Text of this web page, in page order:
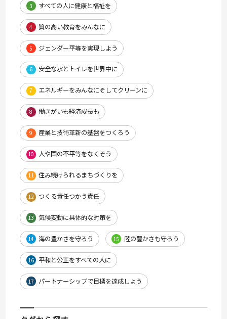
3 すべての人に健康と福祉を
4 質の高い教育をみんなに
5 ジェンダー平等を実現しよう
6 安全な水とトイレを世界中に
7 エネルギーをみんなにそしてクリーンに
8 働きがいも経済成長も
9 産業と技術革新の基盤をつくろう
10 人や国の不平等をなくそう
11 住み続けられるまちづくりを
12 つくる責任つかう責任
13 気候変動に具体的な対策を
14 海の豊かさを守ろう 15 陸の豊かさも守ろう
16 平和と公正をすべての人に
17 パートナーシップで目標を達成しよう